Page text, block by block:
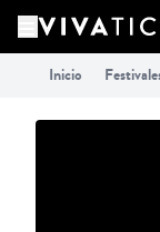
Inicio